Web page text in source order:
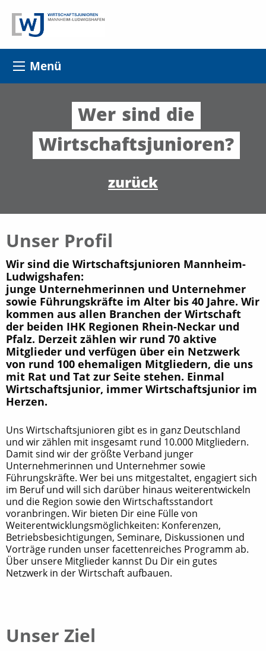
Menü
Wer sind die
Wirtschaftsjunioren?
zurück
Unser Profil
Wir sind die Wirtschaftsjunioren Mannheim-
Ludwigshafen:
junge Unternehmerinnen und Unternehmer
sowie Führungskräfte im Alter bis 40 Jahre. Wir
kommen aus allen Branchen der Wirtschaft
der beiden IHK Regionen Rhein-Neckar und
Pfalz. Derzeit zählen wir rund 70 aktive
Mitglieder und verfügen über ein Netzwerk
von rund 100 ehemaligen Mitgliedern, die uns
mit Rat und Tat zur Seite stehen. Einmal
Wirtschaftsjunior, immer Wirtschaftsjunior im
Herzen.
Uns Wirtschaftsjunioren gibt es in ganz Deutschland
und wir zählen mit insgesamt rund 10.000 Mitgliedern.
Damit sind wir der größte Verband junger
Unternehmerinnen und Unternehmer sowie
Führungskräfte. Wer bei uns mitgestaltet, engagiert sich
im Beruf und will sich darüber hinaus weiterentwickeln
und die Region sowie den Wirtschaftsstandort
voranbringen. Wir bieten Dir eine Fülle von
Weiterentwicklungsmöglichkeiten: Konferenzen,
Betriebsbesichtigungen, Seminare, Diskussionen und
Vorträge runden unser facettenreiches Programm ab.
Über unsere Mitglieder kannst Du Dir ein gutes
Netzwerk in der Wirtschaft aufbauen.
Unser Ziel